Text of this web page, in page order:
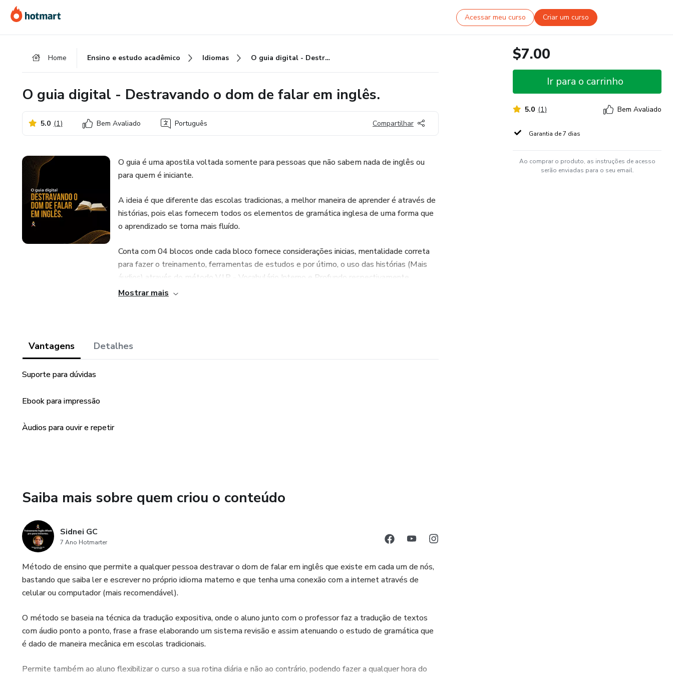
para
o
para
o
para
o
Acessar meu curso Criar um curso
Home Ensino e estudo acadêmico Idiomas O guia digital - Destravando o dom de falar em inglês.
O guia digital - Destravando o dom de falar em inglês.
5.0 (1) Bem Avaliado Português Compartilhar
O guia é uma apostila voltada somente para pessoas que não sabem nada de inglês ou
para quem é iniciante.
A ideia é que diferente das escolas tradicionas, a melhor maneira de aprender é através de
histórias, pois elas fornecem todos os elementos de gramática inglesa de uma forma que
o aprendizado se torna mais fluído.
Conta com 04 blocos onde cada bloco fornece considerações inicias, mentalidade correta
para fazer o treinamento, ferramentas de estudos e por útimo, o uso das histórias (Mais
áudios) através do método V.I.P - Vocabulário Interno e Profundo respectivamente.
milagrosa.
Mostrar mais
Vantagens Detalhes
Suporte para dúvidas
Ebook para impressão
Àudios para ouvir e repetir
Saiba mais sobre quem criou o conteúdo
Sidnei GC
7 Ano Hotmarter
Método de ensino que permite a qualquer pessoa destravar o dom de falar em inglês que existe em cada um de nós,
bastando que saiba ler e escrever no próprio idioma materno e que tenha uma conexão com a internet através de
celular ou computador (mais recomendável).
O método se baseia na técnica da tradução expositiva, onde o aluno junto com o professor faz a tradução de textos
com áudio ponto a ponto, frase a frase elaborando um sistema revisão e assim atenuando o estudo de gramática que
é dado de maneira mecânica em escolas tradicionais.
Permite também ao aluno flexibilizar o curso a sua rotina diária e não ao contrário, podendo fazer a qualquer hora do
$7.00
Ir para o carrinho
5.0 (1) Bem Avaliado
Garantia de 7 dias
Ao comprar o produto, as instruções de acesso
serão enviadas para o seu email.